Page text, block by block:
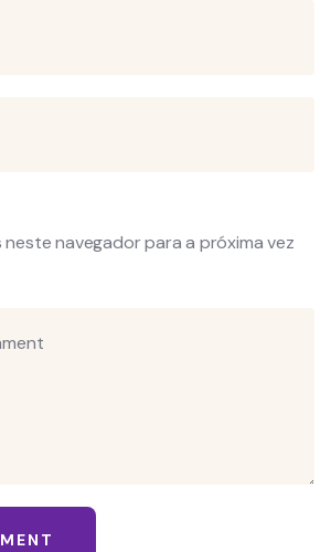
neste navegador para a próxima vez